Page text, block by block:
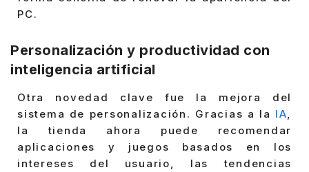
PC.
Personalización y productividad con
inteligencia artificial
Otra novedad clave fue la mejora del
sistema de personalización. Gracias a la IA,
la tienda ahora puede recomendar
aplicaciones y juegos basados en los
intereses del usuario, las tendencias